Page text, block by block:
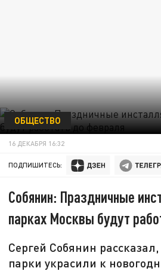
ОБЩЕСТВО
16 ДЕКАБРЯ 16:32
ПОДПИШИТЕСЬ:
Собянин: Праздничные
парках Москвы будут
Сергей Собянин
парки украсили к